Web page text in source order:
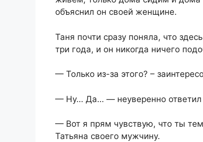
объяснил он своей женщине.
Таня почти сразу поняла, что
три года, и он никогда ничего
— Только из-за этого? –
— Ну… Да… — неуверенно
— Вот я прям чувствую, что ты
Татьяна своего мужчину.